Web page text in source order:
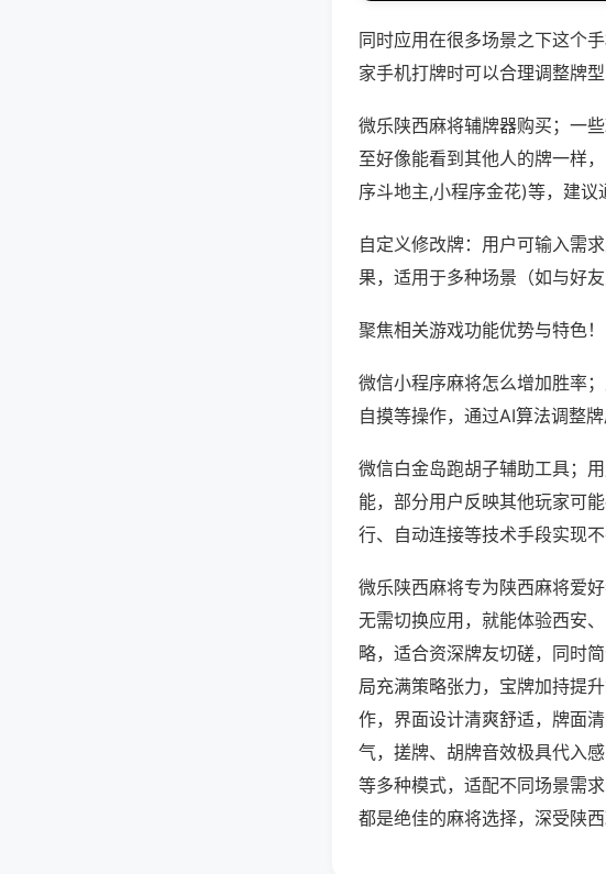
同时应用在很多场景之下这个
家手机打牌时可以合理调整牌
微乐陕西麻将辅牌器购买；一
至好像能看到其他人的牌一样
序斗地主,小程序金花)等，建议
自定义修改牌：用户可输入需
果，适用于多种场景（如与好
聚焦相关游戏功能优势与特色！
微信小程序麻将怎么增加胜率
自摸等操作，通过AI算法调整牌
微信白金岛跑胡子辅助工具；
能，部分用户反映其他玩家可
行、自动连接等技术手段实现不
微乐陕西麻将专为陕西麻将爱
无需切换应用，就能体验西安
略，适合资深牌友切磋，同时
局充满策略张力，宝牌加持提
作，界面设计清爽舒适，牌面
气，搓牌、胡牌音效极具代入
等多种模式，适配不同场景需
都是绝佳的麻将选择，深受陕西